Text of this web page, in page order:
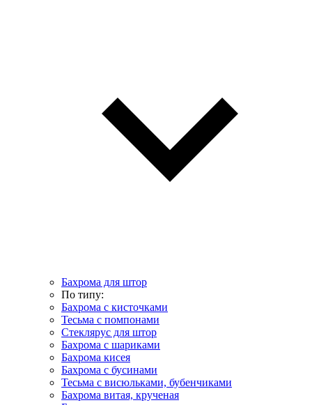
Бахрома для штор
По типу:
Бахрома с кисточками
Тесьма с помпонами
Стеклярус для штор
Бахрома с шариками
Бахрома кисея
Бахрома с бусинами
Тесьма с висюльками, бубенчиками
Бахрома витая, крученая